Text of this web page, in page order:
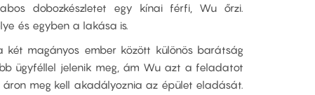
dobozkészletet egy kínai férfi, Wu őrzi.
és egyben a lakása is.
magányos ember között különös barátság
ügyféllel jelenik meg, ám Wu azt a feladatot
meg kell akadályoznia az épület eladását.